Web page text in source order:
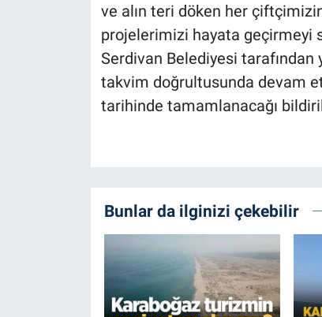
ve alın teri döken her
projelerimizi hayata geçirmeyi
Serdivan Belediyesi
takvim doğrultusunda devam
tarihinde tamamlanacağı
Bunlar da ilginizi çekebilir